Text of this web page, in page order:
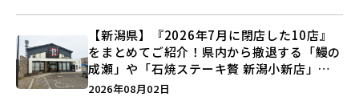
【新潟県】『2026年7月に閉店した10店』
をまとめてご紹介！県内から撤退する「鰻の
成瀬」や「石焼ステーキ贅 新潟小新店」が
営業に幕…。
2026年08月02日